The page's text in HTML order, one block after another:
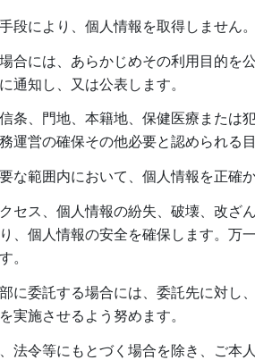
段により、個人情報を取得しません。
合には、あらかじめその利用目的を
通知し、又は公表します。
条、門地、本籍地、保健医療または
運営の確保その他必要と認められる
な範囲内において、個人情報を正確
セス、個人情報の紛失、破壊、改ざ
、個人情報の安全を確保します。万
。
に委託する場合には、委託先に対し
実施させるよう努めます。
法令等にもとづく場合を除き、ご本